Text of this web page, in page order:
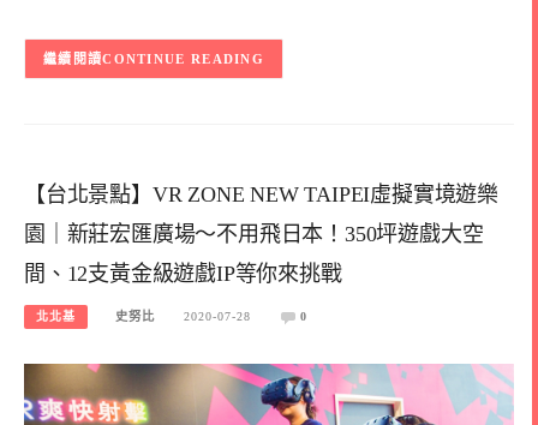
CONTINUE READING
【台北景點】VR ZONE NEW TAIPEI虛擬實境遊樂
園｜新莊宏匯廣場～不用飛日本！350坪遊戲大空
間、12支黃金級遊戲IP等你來挑戰
北北基 史努比 2020-07-28 0